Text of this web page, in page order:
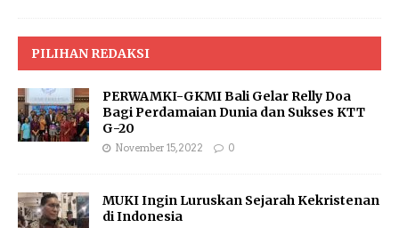
PILIHAN REDAKSI
PERWAMKI-GKMI Bali Gelar Relly Doa
Bagi Perdamaian Dunia dan Sukses KTT
G-20
November 15, 2022 0
MUKI Ingin Luruskan Sejarah Kekristenan
di Indonesia